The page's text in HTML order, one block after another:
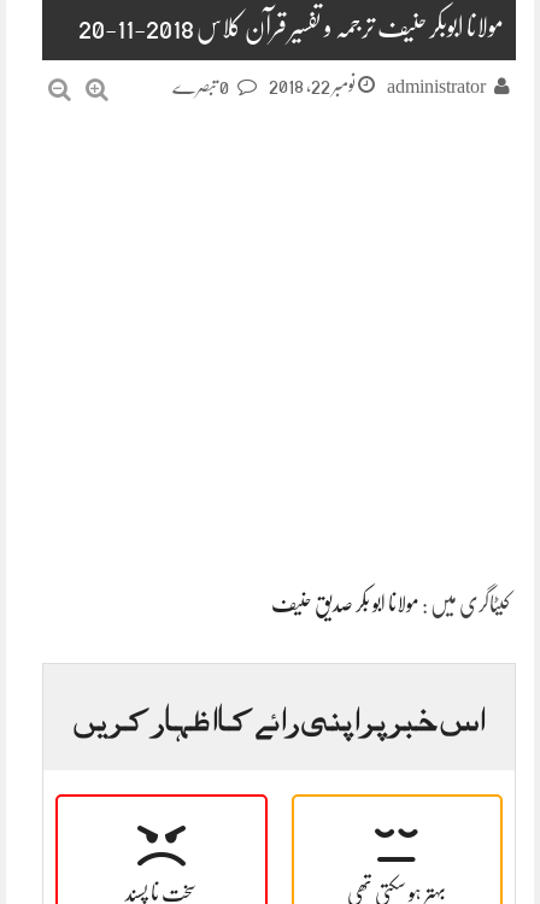
مولانا ابوبکر حنیف ترجمہ و تفسیر قرآن کلاس 2018-11-20
administrator نومبر 22, 2018
کیٹاگری میں : مولانا ابو بکر صدیق حنیف
اس خبر پر اپنی رائے کا اظہار کریں
سخت نا پسند بہتر ہو سکتی تھی